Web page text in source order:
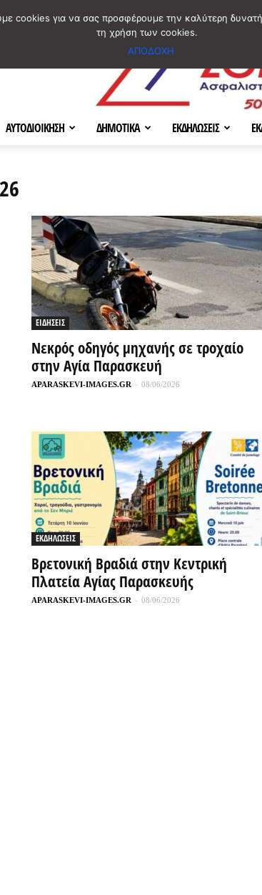
ΑΥΤΟΔΙΟΙΚΗΣΗ ΔΗΜΟΤΙΚΑ ΕΚΔΗΛΩΣΕΙΣ
ΕΙΔΗΣΕΙΣ
Νεκρός οδηγός μηχανής σε τροχαίο
στην Αγία Παρασκευή
APARASKEVI-IMAGES.GR - 08/06/2026
ΕΚΔΗΛΩΣΕΙΣ
Βρετονική Βραδιά στην Κεντρική
Πλατεία Αγίας Παρασκευής
APARASKEVI-IMAGES.GR - 08/06/2026
cookies για να σας προσφέρουμε την καλύτερη
τη χρήση των cookies.
ΑΠΟΔΟΧΗ